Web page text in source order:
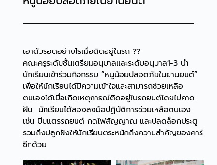
เอาตัวรอดอย่างไรเมื่อติดอยู่ในรถ ??
คณะครูระดับชั้นเตรียมอนุบาลและระดับอนุบาล1-3 นำ
นักเรียนเข้าร่วมกิจกรรม “หนูน้อยปลอดภัยในยานยนต์”
เพื่อให้นักเรียนได้มีความเข้าใจและสามารถช่วยเหลือ
ตนเองได้เมื่อเกิดเหตุการณ์ติดอยู่ในรถยนต์โดยไม่คาด
ฝัน นักเรียนได้ลองลงมือปฏิบัติการช่วยเหลือตนเอง
เช่น บีบแตรรถยนต์ กดไฟสัญญาณ และปลดล็อกประตู
รวมถึงปลูกฝังให้นักเรียนตระหนักถึงความสำคัญของคาร์
ซีทด้วย